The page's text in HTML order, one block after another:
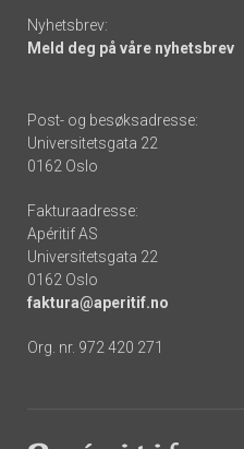
Nyhetsbrev:
Meld deg på våre nyhetsbrev
Post- og besøksadresse:
Universitetsgata 22
0162 Oslo
Fakturaadresse:
Apéritif AS
Universitetsgata 22
0162 Oslo
faktura@aperitif.no
Org. nr. 972 420 271